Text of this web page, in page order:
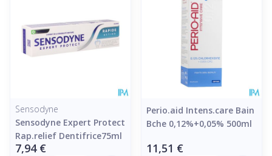
Sensodyne
Sensodyne Expert Protect
Rap.relief Dentifrice75ml
7,94 €
Perio.aid Intens.care Bain
Bche 0,12%+0,05% 500ml
11,51 €